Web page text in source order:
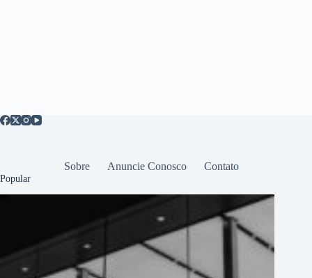
Sobre Anuncie Conosco Contato
Popular